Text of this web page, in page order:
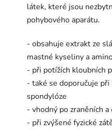
látek, které jsou
pohybového aparátu.
- obsahuje extrakt ze
mastné kyseliny a
- při potížích kloubních
- také se doporučuje
spondylóze
- vhodný po zraněních
- při zvýšené fyzické